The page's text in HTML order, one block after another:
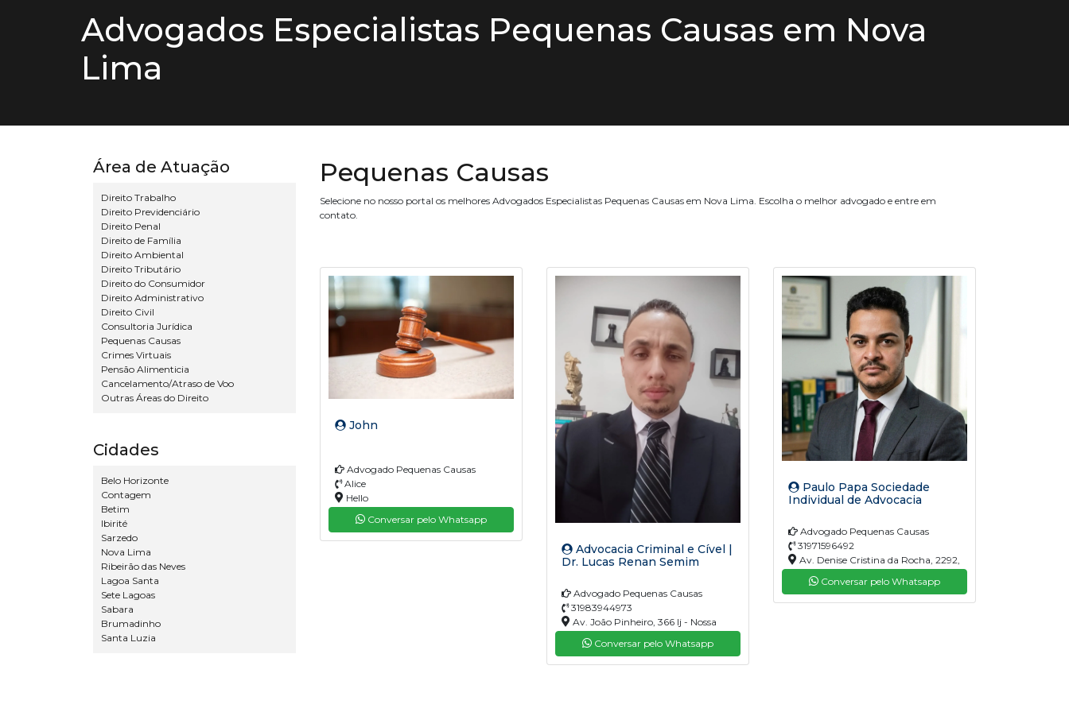
Advogados Especialistas Pequenas Causas em Nova
Lima
Área de Atuação
Direito Trabalho
Direito Previdenciário
Direito Penal
Direito de Família
Direito Ambiental
Direito Tributário
Direito do Consumidor
Direito Administrativo
Direito Civil
Consultoria Jurídica
Pequenas Causas
Crimes Virtuais
Pensão Alimenticia
Cancelamento/Atraso de Voo
Outras Áreas do Direito
Cidades
Belo Horizonte
Contagem
Betim
Ibirité
Sarzedo
Nova Lima
Ribeirão das Neves
Lagoa Santa
Sete Lagoas
Sabara
Brumadinho
Santa Luzia
Pequenas Causas
Selecione no nosso portal os melhores Advogados Especialistas Pequenas Causas em Nova Lima. Escolha o melhor advogado e entre em
contato.
John
Advogado Pequenas Causas
Alice
Hello
Conversar pelo Whatsapp
Advocacia Criminal e Cível |
Dr. Lucas Renan Semim
Advogado Pequenas Causas
31983944973
Av. João Pinheiro, 366 lj - Nossa
Sra. de Fatima, Sabará - MG, 34600-
Conversar pelo Whatsapp
Paulo Papa Sociedade
Individual de Advocacia
Advogado Pequenas Causas
31971596492
Av. Denise Cristina da Rocha, 2292,
São Januário, Ribeirão das Neves, MG,
33900-375
Conversar pelo Whatsapp